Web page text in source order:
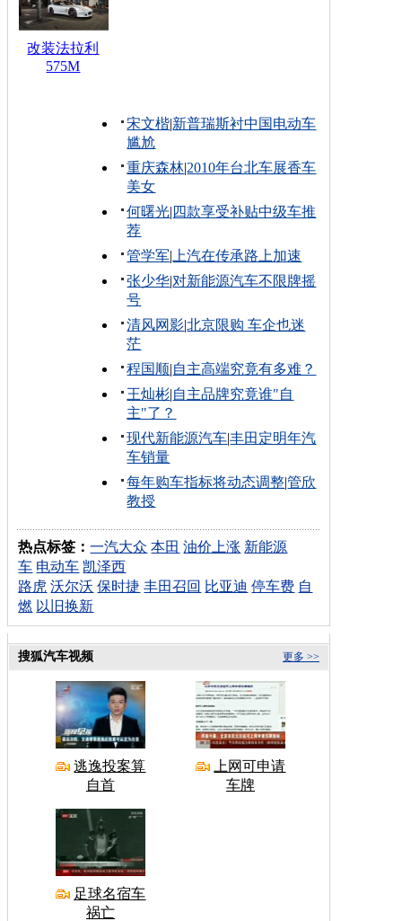
改装法拉利
575M
宋文楷|新普瑞斯衬中国电动车
尴尬
重庆森林|2010年台北车展香车
美女
何曙光| 四款享受补贴中级车推
荐
管学军| 上汽在传承路上加速
张少华|对新能源汽车不限牌摇
号
清风网影|北京限购 车企也迷
茫
程国顺|自主高端究竟有多难？
王灿彬|自主品牌究竟谁"自
主"了？
现代新能源汽车|丰田定明年汽
车销量
每年购车指标将动态调整|管欣
教授
热点标签：一汽大众 本田 油价上涨 新能源
车 电动车 凯泽西
路虎 沃尔沃 保时捷 丰田召回 比亚迪 停车费 自
燃 以旧换新
更多 >>
搜狐汽车视频
逃逸投案算
自首
上网可申请
车牌
足球名宿车
祸亡